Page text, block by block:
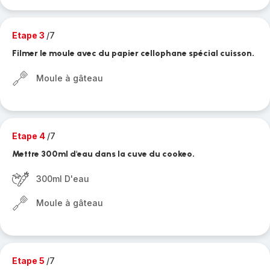
Etape 3 /7
Filmer le moule avec du papier cellophane spécial cuisson.
Moule à gâteau
Etape 4 /7
Mettre 300ml d'eau dans la cuve du cookeo.
300ml D'eau
Moule à gâteau
Etape 5 /7